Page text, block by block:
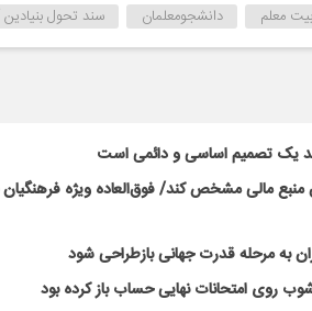
معلم دانشجومعلمان سند تحول
یک تصمیم اساسی و دائمی است
منبع مالی مشخص کند/ فوق‌العاده ویژه فرهنگیان
به مرحله قدرت جهانی بازطراحی شود
روی امتحانات نهایی حساب باز کرده بود